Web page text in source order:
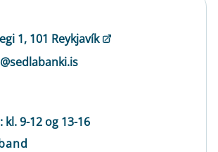
1, 101 Reykjavík
9-12 og 13-16